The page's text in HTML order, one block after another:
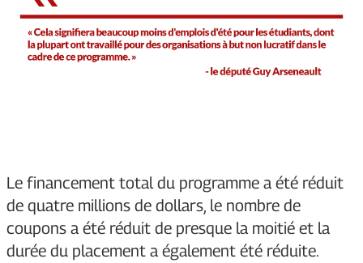
Le financement total du programme a été réduit
de quatre millions de dollars, le nombre de
coupons a été réduit de presque la moitié et la
durée du placement a également été réduite.